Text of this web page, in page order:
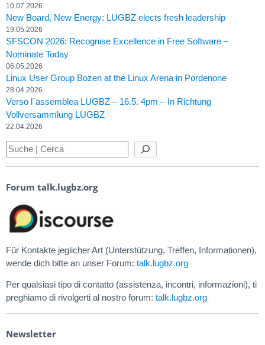
10.07.2026
New Board, New Energy: LUGBZ elects fresh leadership
19.05.2026
SFSCON 2026: Recognise Excellence in Free Software –
Nominate Today
06.05.2026
Linux User Group Bozen at the Linux Arena in Pordenone
28.04.2026
Verso l´assemblea LUGBZ – 16.5. 4pm – In Richtung
Vollversammlung LUGBZ
22.04.2026
Forum talk.lugbz.org
Für Kontakte jeglicher Art (Unterstützung, Treffen, Informationen),
wende dich bitte an unser Forum: talk.lugbz.org
Per qualsiasi tipo di contatto (assistenza, incontri, informazioni), ti
preghiamo di rivolgerti al nostro forum: talk.lugbz.org
Newsletter